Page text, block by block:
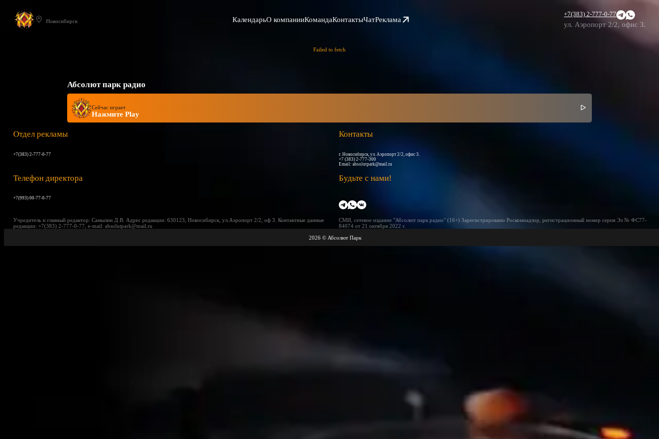
Новосибирск КалендарьО компанииКомандаКонтактыЧатРеклама
+7(383) 2-777-0-77
ул. Аэропорт 2/2, офис 3.
Failed to fetch
Абсолют парк радио
Сейчас играет
Нажмите Play
Отдел рекламы
+7(383) 2-777-0-77
Контакты
г. Новосибирск, ул. Аэропорт 2/2, офис 3.
+7 (383) 2-777-300
Email: absolutpark@mail.ru
Телефон директора
+7(993) 00-77-0-77
Будьте с нами!
Учредитель и главный редактор: Самылин Д.В. Адрес редакции: 630123, Новосибирск, ул.Аэропорт 2/2, оф 3. Контактные данные
редакции: +7(383) 2-777-0-77, e-mail: absolutpark@mail.ru
СМИ, сетевое издание "Абсолют парк радио" (16+) Зарегистрировано Роскомнадзор, регистрационный номер серия Эл № ФС77-
84074 от 21 октября 2022 г.
2026 © Абсолют Парк